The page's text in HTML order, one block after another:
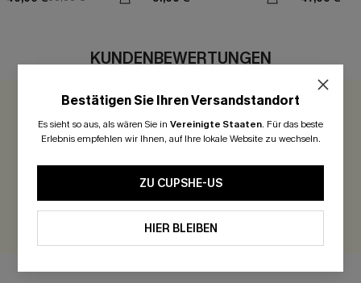
KUNDENBEWERTUNGEN
300 Punkte für Ihre Bewertung!
BEWERTEN
Bestätigen Sie Ihren Versandstandort
Es sieht so aus, als wären Sie in Vereinigte Staaten. Für das beste
Erlebnis empfehlen wir Ihnen, auf Ihre lokale Website zu wechseln.
ZU CUPSHE-US
HIER BLEIBEN